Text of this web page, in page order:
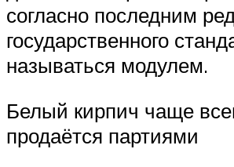
согласно последним
государственного
называться модулем.
Белый кирпич чаще
продаётся партиями